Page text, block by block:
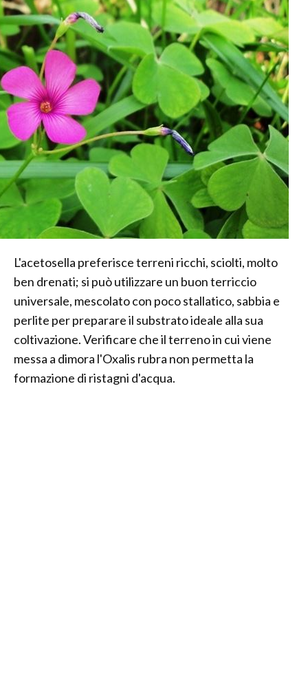
L'acetosella preferisce terreni ricchi, sciolti, molto
ben drenati; si può utilizzare un buon terriccio
universale, mescolato con poco stallatico, sabbia e
perlite per preparare il substrato ideale alla sua
coltivazione. Verificare che il terreno in cui viene
messa a dimora l'Oxalis rubra non permetta la
formazione di ristagni d'acqua.